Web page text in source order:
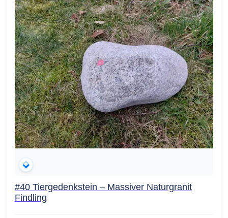
#40 Tiergedenkstein – Massiver Naturgranit
Findling